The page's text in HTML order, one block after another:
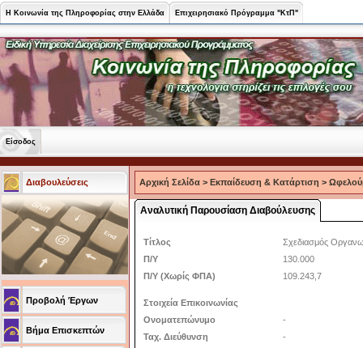
Η Κοινωνία της Πληροφορίας στην Ελλάδα Επιχειρησιακό Πρόγραμμα "ΚτΠ"
Είσοδος
Διαβουλεύσεις
Προβολή Έργων
Βήμα Επισκεπτών
Αρχική Σελίδα > Εκπαίδευση & Κατάρτιση >
Αναλυτική Παρουσίαση Διαβούλευσης
Τίτλος
Σχεδιασμός
Π/Υ
130.000
Π/Υ (Χωρίς ΦΠΑ)
109.243,7
Στοιχεία Επικοινωνίας
Ονοματεπώνυμο
-
Ταχ. Διεύθυνση
-